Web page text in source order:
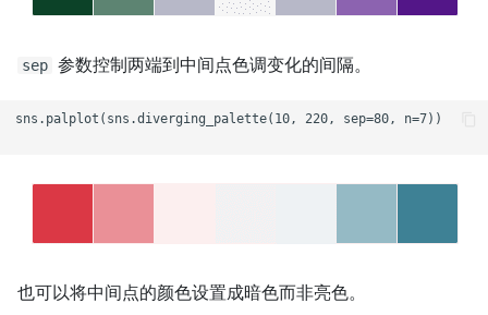
sep 参数控制两端到中间点色调变化的间隔。
sns.palplot(sns.diverging_palette(10, 220, sep=80, n=7))
也可以将中间点的颜色设置成暗色而非亮色。